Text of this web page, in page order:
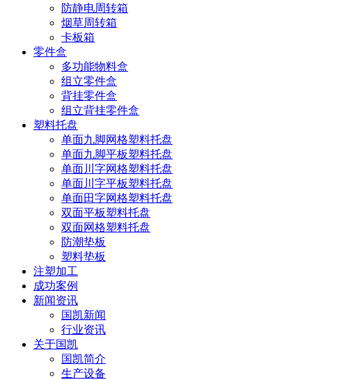
防静电周转箱
烟草周转箱
卡板箱
零件盒
多功能物料盒
组立零件盒
背挂零件盒
组立背挂零件盒
塑料托盘
单面九脚网格塑料托盘
单面九脚平板塑料托盘
单面川字网格塑料托盘
单面川字平板塑料托盘
单面田字网格塑料托盘
双面平板塑料托盘
双面网格塑料托盘
防潮垫板
塑料垫板
注塑加工
成功案例
新闻资讯
国凯新闻
行业资讯
关于国凯
国凯简介
生产设备